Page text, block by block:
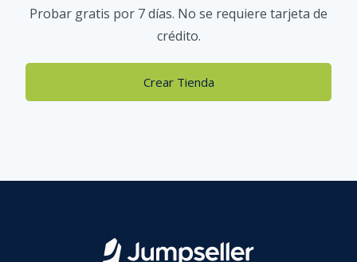
Probar gratis por 7 días. No se requiere tarjeta de
crédito.
Crear Tienda